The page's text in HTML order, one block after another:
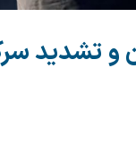
و تشدید